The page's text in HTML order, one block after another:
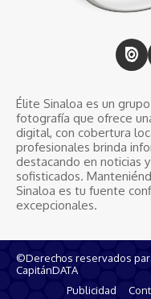
Élite Sinaloa es un
fotografía que ofrece
digital, con cobertura
profesionales brinda
destacando en noticias
sofisticados.
Sinaloa es tu fuente
excepcionales.
©Derechos reservados
CapitánDATA
Publicidad